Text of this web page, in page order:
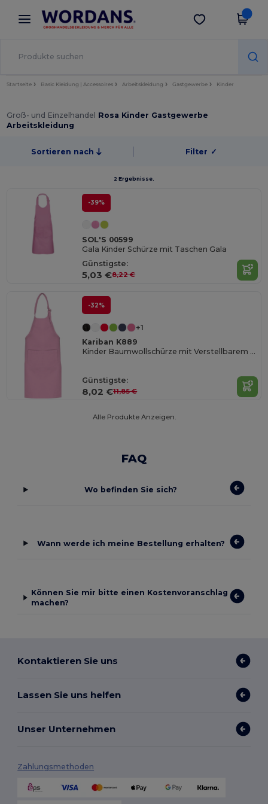
× Wordans App
Bessere Preise in der App!
App holen
Startseite Basic Kleidung | Accessoires Arbeitskleidung Gastgewerbe Kinder
Groß- und Einzelhandel Rosa Kinder Gastgewerbe
Arbeitskleidung
Sortieren nach Filter ✓
2 Ergebnisse.
-39%
SOL'S 00599
Gala Kinder Schürze mit Taschen Gala
Günstigste:
5,03 €8,22 €
-32%
+1
Kariban K889
Kinder Baumwollschürze mit Verstellbarem Nackengurt
Günstigste:
8,02 €11,85 €
Alle Produkte Anzeigen.
FAQ
Wo befinden Sie sich?
Wann werde ich meine Bestellung erhalten?
Können Sie mir bitte einen Kostenvoranschlag
machen?
Kontaktieren Sie uns
Lassen Sie uns helfen
Unser Unternehmen
Zahlungsmethoden